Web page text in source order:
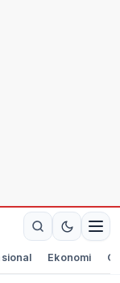
Ekonomi